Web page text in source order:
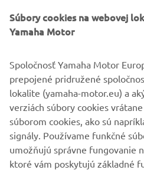
Akcia platí od 1.7.2024 do
skladových zásob.
PODMIENKY
Súbory cookies na webovej
Yamaha Motor
Spoločnosť Yamaha Motor
prepojené pridružené
lokalite (yamaha-motor.eu) a
verziách súbory cookies
súborom cookies, ako sú
signály. Používame funkčné
umožňujú správne fungovanie
ktoré vám poskytujú základné